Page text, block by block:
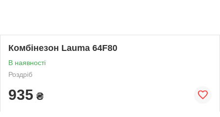
Комбінезон Lauma 64F80
В наявності
Роздріб
935 ₴